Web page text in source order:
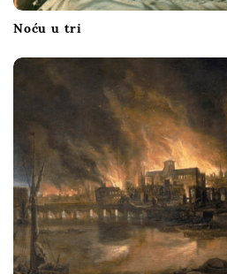
Noću u tri